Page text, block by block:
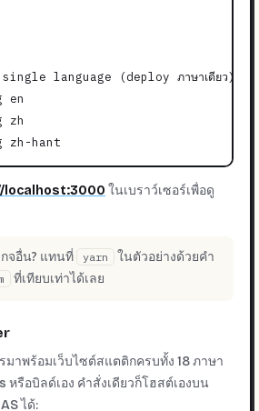
language (deploy ภาษาเดียว)
en
zh
localhost:3000 ในเบราว์เซอร์เพื่อดู
จอื่น? แทนที่ yarn
ในตัวอย่างด้วยคำ
ที่เทียบเท่าได้เลย
มาพร้อมเว็บไซต์สแตติกครบทั้ง 18 ภาษา
หรือบิลด์เอง คำสั่งเดียวก็โฮสต์เองบน
ได้: